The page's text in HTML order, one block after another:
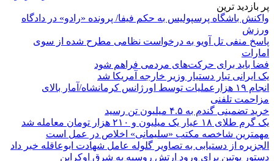
پر بازدید ترین
واکنش باشگاه پرسپولیس به حکم فیفا/ پرونده «رادو» در دادگاه
ورزش
پاسخ منفی تل آویو به درخواست نظامی مطرح شده از سوی
امارات
فضا باید برای حرکت‌های مردمی فراهم شود
یک ایرانی تبار دستیار وزیر خارجه آمریکا شد
انجام ۱۹ هزارعملیات توسط اورژانس کرمانشاه/آمار بالای
مزاحمت تلفنی
خرید تضمینی گندم به ۴.۵ میلیون تن رسید
یک گرم طلای ۱۸ عیار یک میلیون و ۲۱۰ هزار تومان معامله شد
مهمترین شاخصه مکتب «سلیمانی» اخلاص در عمل است
الجزیره از دستیابی به تصاویر گلوله عامل شهادت ابوعاقله خبر داد
دستور پوتین برای ورود ارتش روسیه به شرق اوکراین